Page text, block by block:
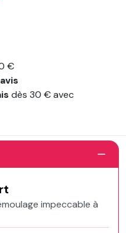
€
dès 30 € avec
impeccable à